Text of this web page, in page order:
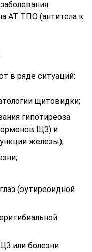
АТ ТПО (антитела к
в ряде ситуаций:
щитовидки;
гипотиреоза
ЩЗ) и
железы);
(эутиреоидной
или болезни